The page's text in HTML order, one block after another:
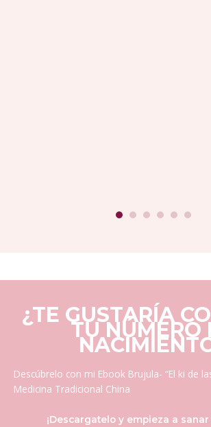
¿TE GUSTARÍA
TU NÚMERO
Descúbrelo con mi Ebook Brujula- “El ki de
Medicina Tradicional China
¡Descargatelo y empieza a sanar